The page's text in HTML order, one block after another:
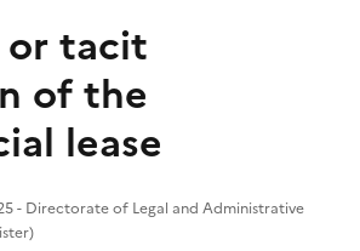
or tacit
of the
lease
- Directorate of Legal and Administrative